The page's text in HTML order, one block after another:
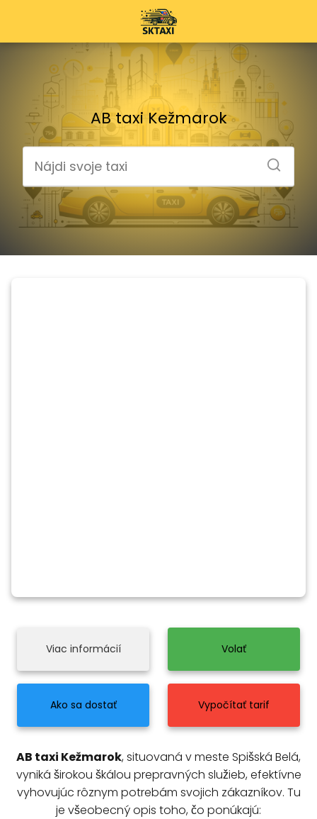
AB taxi Kežmarok
Viac informácií Volať
Ako sa dostať Vypočítať tarif
AB taxi Kežmarok, situovaná v meste Spišská Belá,
vyniká širokou škálou prepravných služieb, efektívne
vyhovujúc rôznym potrebám svojich zákazníkov. Tu
je všeobecný opis toho, čo ponúkajú: